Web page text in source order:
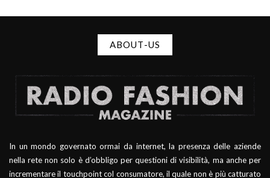
ABOUT-US
In un mondo governato ormai da internet, la presenza delle aziende
nella rete non solo è d’obbligo per questioni di visibilità, ma anche per
incrementare il touchpoint col consumatore, il quale non è più catturato